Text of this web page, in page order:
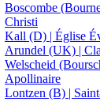
Boscombe
Christi
Kall (D) | Église
Arundel (UK) |
Welscheid
Apollinaire
Lontzen (B) |